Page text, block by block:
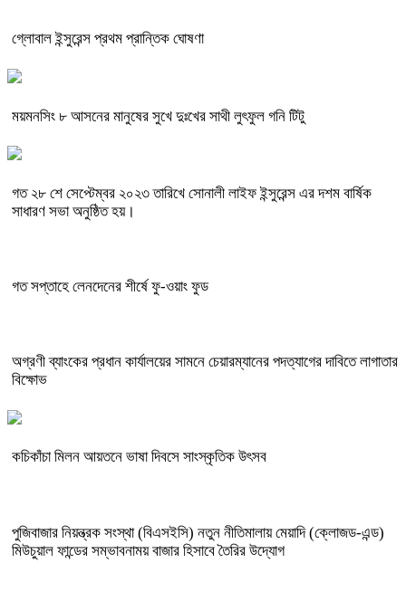
গ্লোবাল ইন্সুরেন্স প্রথম প্রান্তিক ঘোষণা
ময়মনসিং ৮ আসনের মানুষের সুখে দুঃখের সাথী লুৎফুল গনি টিটু
গত ২৮ শে সেপ্টেম্বর ২০২৩ তারিখে সোনালী লাইফ ইন্সুরেন্স এর দশম বার্ষিক
সাধারণ সভা অনুষ্ঠিত হয়।
গত সপ্তাহে লেনদেনের শীর্ষে ফু-ওয়াং ফুড
অগ্রণী ব্যাংকের প্রধান কার্যালয়ের সামনে চেয়ারম্যানের পদত্যাগের দাবিতে লাগাতার
বিক্ষোভ
কচিকাঁচা মিলন আয়তনে ভাষা দিবসে সাংস্কৃতিক উৎসব
পুজিবাজার নিয়ন্ত্রক সংস্থা (বিএসইসি) নতুন নীতিমালায় মেয়াদি (ক্লোজড-এন্ড)
মিউচুয়াল ফান্ডের সম্ভাবনাময় বাজার হিসাবে তৈরির উদ্যোগ